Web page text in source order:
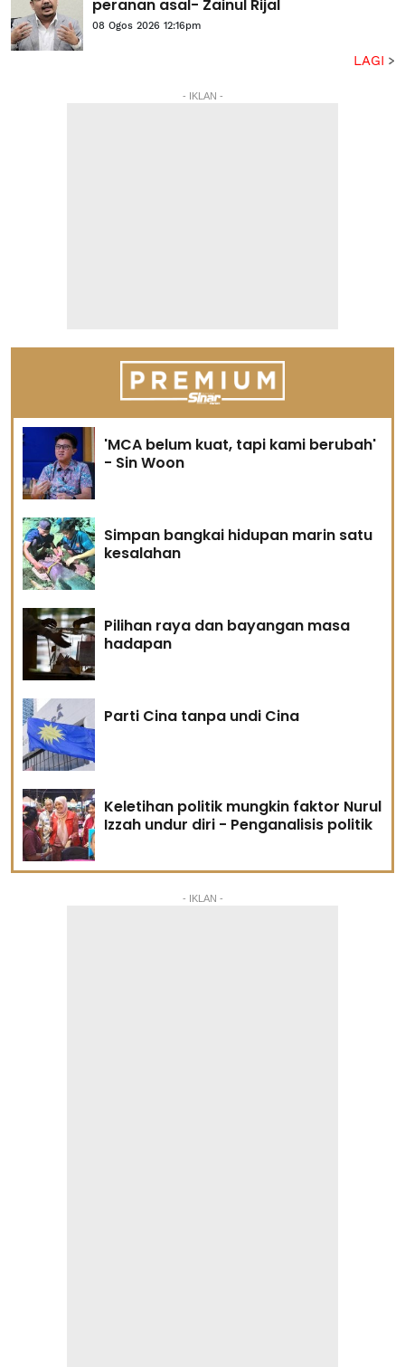
peranan asal- Zainul Rijal
08 Ogos 2026 12:16pm
LAGI
- IKLAN -
'MCA belum kuat, tapi kami berubah'
- Sin Woon
Simpan bangkai hidupan marin satu
kesalahan
Pilihan raya dan bayangan masa
hadapan
Parti Cina tanpa undi Cina
Keletihan politik mungkin faktor Nurul
Izzah undur diri - Penganalisis politik
- IKLAN -